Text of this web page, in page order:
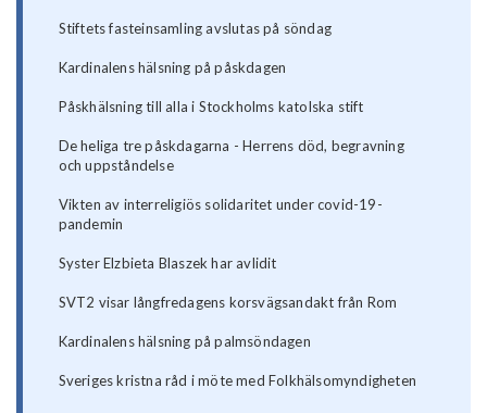
Stiftets fasteinsamling avslutas på söndag
Kardinalens hälsning på påskdagen
Påskhälsning till alla i Stockholms katolska stift
De heliga tre påskdagarna - Herrens död, begravning
och uppståndelse
Vikten av interreligiös solidaritet under covid-19-
pandemin
Syster Elzbieta Blaszek har avlidit
SVT2 visar långfredagens korsvägsandakt från Rom
Kardinalens hälsning på palmsöndagen
Sveriges kristna råd i möte med Folkhälsomyndigheten